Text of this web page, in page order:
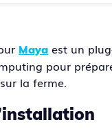
Maya est un
pour
la ferme.